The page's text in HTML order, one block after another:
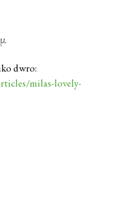
dwro:
milas-lovely-